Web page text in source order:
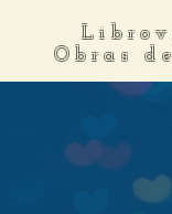
Obras